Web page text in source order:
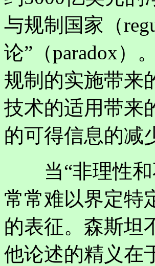
与规制国家（
论”（paradox）
规制的实施带来
技术的适用带来
的可得信息的减
当“非理性和
常常难以界定特
的表征。森斯坦
他论述的精义在